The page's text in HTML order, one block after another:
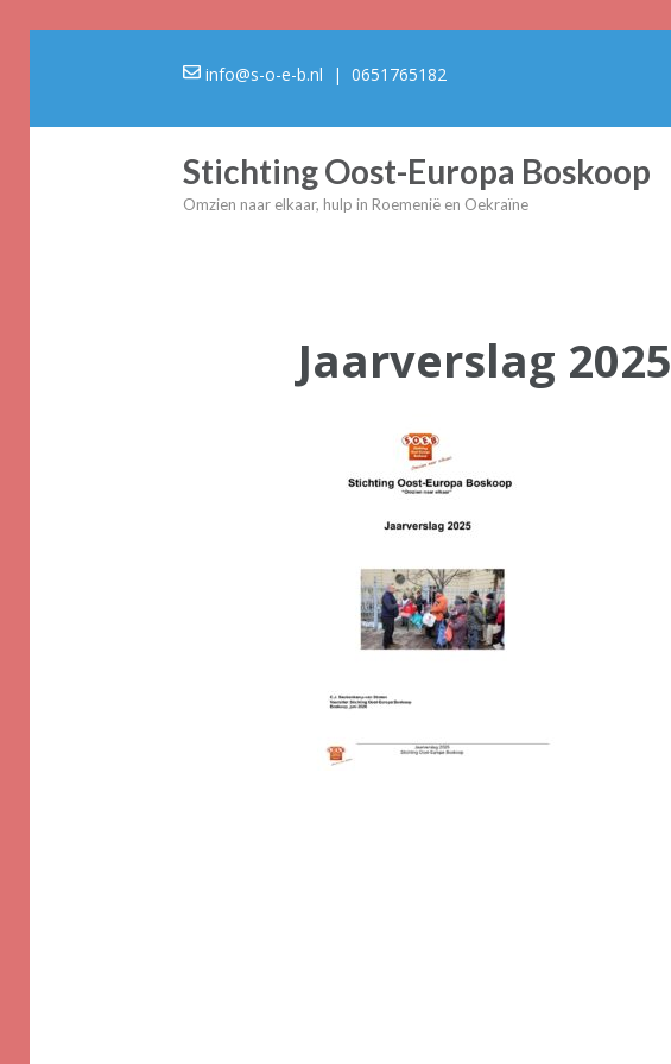
info@s-o-e-b.nl | 0651765182
Stichting Oost-Europa Boskoop
Omzien naar elkaar, hulp in Roemenië en Oekraïne
Jaarverslag 2025